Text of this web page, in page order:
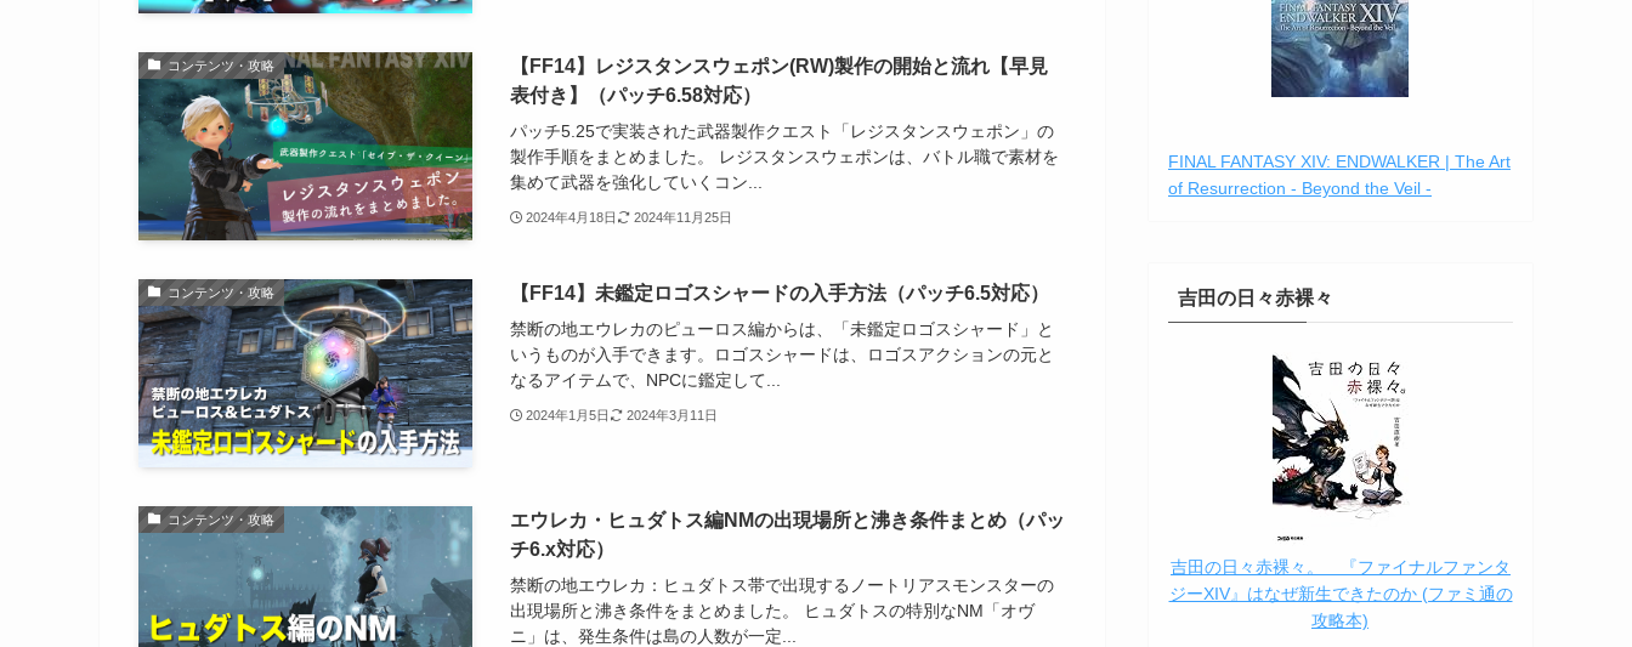
コンテンツ・攻略
【FF14】レジスタンスウェポン(RW)製作の開始と流れ【早見
表付き】（パッチ6.58対応）
パッチ5.25で実装された武器製作クエスト「レジスタンスウェポン」の
製作手順をまとめました。 レジスタンスウェポンは、バトル職で素材を
集めて武器を強化していくコン...
2024年4月18日 2024年11月25日
コンテンツ・攻略 【FF14】未鑑定ロゴスシャードの入手方法（パッチ6.5対応）
禁断の地エウレカのピューロス編からは、「未鑑定ロゴスシャード」と
いうものが入手できます。ロゴスシャードは、ロゴスアクションの元と
なるアイテムで、NPCに鑑定して...
2024年1月5日 2024年3月11日
コンテンツ・攻略
エウレカ・ヒュダトス編NMの出現場所と沸き条件まとめ（パッ
チ6.x対応）
禁断の地エウレカ：ヒュダトス帯で出現するノートリアスモンスターの
出現場所と沸き条件をまとめました。 ヒュダトスの特別なNM「オヴ
ニ」は、発生条件は島の人数が一定...
FINAL FANTASY XIV: ENDWALKER | The Art
of Resurrection - Beyond the Veil -
吉田の日々赤裸々
吉田の日々赤裸々。 『ファイナルファンタ
ジーXIV』はなぜ新生できたのか (ファミ通の
攻略本)